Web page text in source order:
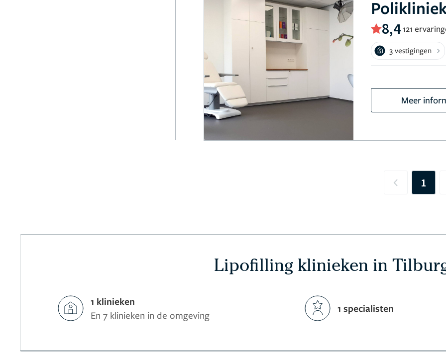
8,4121
3 vestigingen
Meer
Previous
1
Lipofilling klinieken in
1 klinieken
En 7 klinieken in de omgeving
1 specialisten